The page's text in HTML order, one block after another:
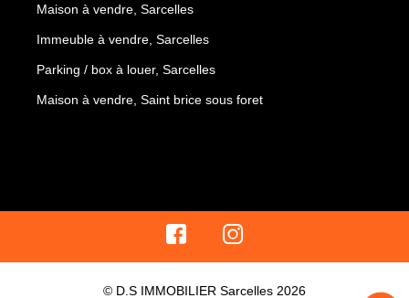
Maison à vendre, Sarcelles
Immeuble à vendre, Sarcelles
Parking / box à louer, Sarcelles
Maison à vendre, Saint brice sous foret
© D.S IMMOBILIER Sarcelles 2026